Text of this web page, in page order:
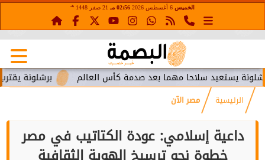
الخميس 02:56 مـ 21 صفر 1448 هـ
برشلونة يقترب من سلاحا مهما بعد صدمة كأس العالم
الرئيسية مصر الآن
داعية إسلامي: عودة الكتاتيب في مصر